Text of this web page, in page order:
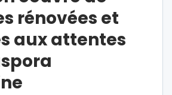
rénovées et
aux attentes